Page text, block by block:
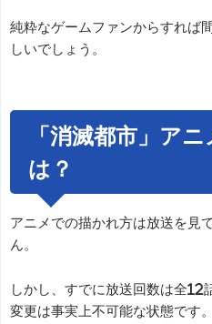
純粋なゲームファンからすれば
しいでしょう。
「消滅都市」ア
は？
アニメでの描かれ方は放送を見
ん。
しかし、すでに放送回数は全12
変更は事実上不可能な状態です。